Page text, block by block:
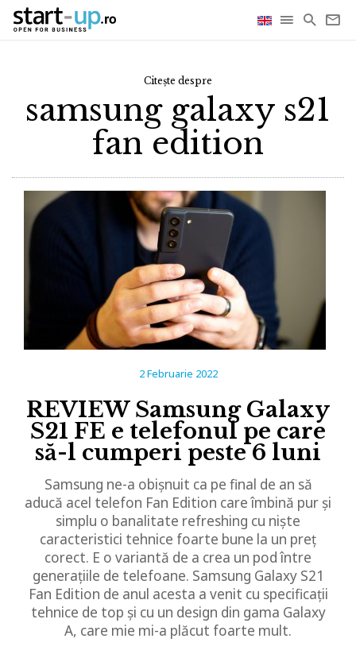
Citește despre
samsung galaxy s21
fan edition
2 Februarie 2022
REVIEW Samsung Galaxy
S21 FE e telefonul pe care
să-l cumperi peste 6 luni
Samsung ne-a obișnuit ca pe final de an să
aducă acel telefon Fan Edition care îmbină pur și
simplu o banalitate refreshing cu niște
caracteristici tehnice foarte bune la un preț
corect. E o variantă de a crea un pod între
generațiile de telefoane. Samsung Galaxy S21
Fan Edition de anul acesta a venit cu specificații
tehnice de top și cu un design din gama Galaxy
A, care mie mi-a plăcut foarte mult.